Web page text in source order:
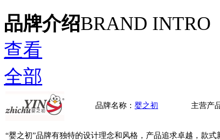
品牌介绍BRAND INTRO
查看
全部
品牌名称： 婴之初 主营产
“婴之初”品牌有独特的设计理念和风格，产品追求卓越，款